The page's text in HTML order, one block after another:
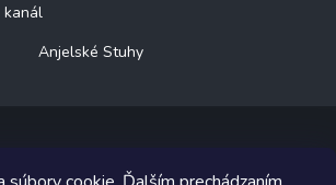
kanál
Anjelské Stuhy